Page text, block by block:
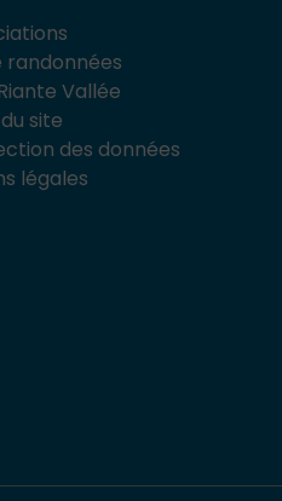
randonnées
Vallée
site
des données
légales